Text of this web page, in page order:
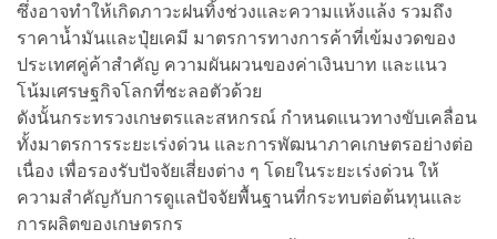
ซึ่งอาจทำให้เกิดภาวะฝนทิ้งช่วงและความแห้งแล้ง รวมถึง
ราคาน้ำมันและปุ๋ยเคมี มาตรการทางการค้าที่เข้มงวดของ
ประเทศคู่ค้าสำคัญ ความผันผวนของค่าเงินบาท และแนว
โน้มเศรษฐกิจโลกที่ชะลอตัวด้วย
ดังนั้นกระทรวงเกษตรและสหกรณ์ กำหนดแนวทางขับเคลื่อน
ทั้งมาตรการระยะเร่งด่วน และการพัฒนาภาคเกษตรอย่างต่อ
เนื่อง เพื่อรองรับปัจจัยเสี่ยงต่าง ๆ โดยในระยะเร่งด่วน ให้
ความสำคัญกับการดูแลปัจจัยพื้นฐานที่กระทบต่อต้นทุนและ
การผลิตของเกษตรกร